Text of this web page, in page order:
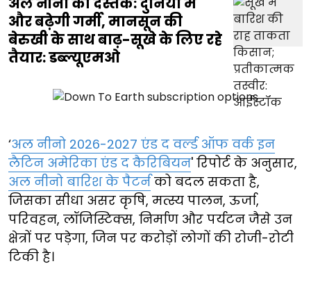
और बढ़ेगी गर्मी, मानसून की
बेरुखी के साथ बाढ़-सूखे के लिए रहे
तैयार: डब्ल्यूएमओ
‘अल नीनो 2026-2027 एंड द वर्ल्ड ऑफ वर्क इन
लैटिन अमेरिका एंड द कैरिबियन' रिपोर्ट के अनुसार,
अल नीनो बारिश के पैटर्नको बदल सकता है,
जिसका सीधा असर कृषि, मत्स्य पालन, ऊर्जा,
परिवहन, लॉजिस्टिक्स, निर्माण और पर्यटन जैसे उन
क्षेत्रों पर पड़ेगा, जिन पर करोड़ों लोगों की रोजी-रोटी
टिकी है।